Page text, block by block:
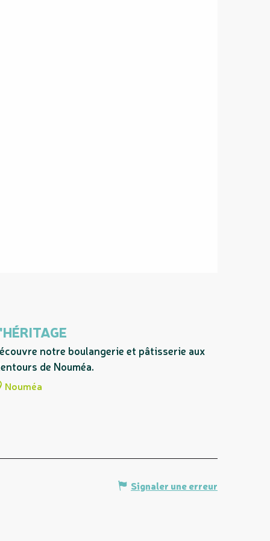
notre boulangerie et pâtisserie aux
de Nouméa.
Nouméa
Signaler une erreur